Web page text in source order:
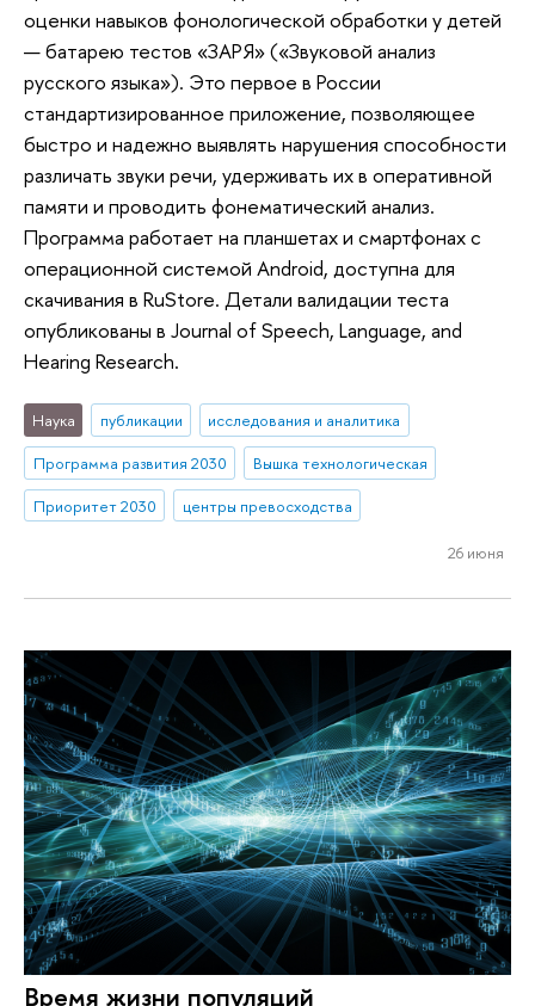
оценки навыков фонологической обработки у детей
— батарею тестов «ЗАРЯ» («Звуковой анализ
русского языка»). Это первое в России
стандартизированное приложение, позволяющее
быстро и надежно выявлять нарушения способности
различать звуки речи, удерживать их в оперативной
памяти и проводить фонематический анализ.
Программа работает на планшетах и смартфонах с
операционной системой Android, доступна для
скачивания в RuStore. Детали валидации теста
опубликованы в Journal of Speech, Language, and
Hearing Research.
Наука публикации
исследования и аналитика
Программа развития 2030
Вышка технологическая
Приоритет 2030
центры превосходства
26 июня
Время жизни популяций